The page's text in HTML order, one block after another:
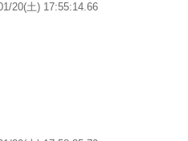
20(土) 17:55:14.66